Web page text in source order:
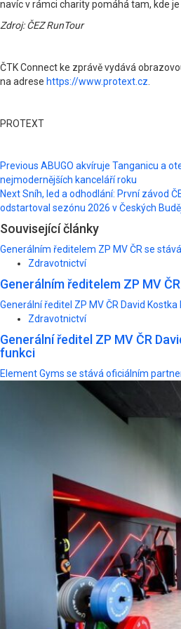
navíc v rámci charity pomáhá tam, kde
Zdroj: ČEZ RunTour
ČTK Connect ke zprávě vydává
na adrese https://www.protext.cz
PROTEXT
Post
navigation
Previous ABUGO akvíruje Tanganicu a
nejmodernějších kanceláří roku
NextSníh, led a odhodlání: První závod
odstartoval sezónu 2026 v Českých
Související články
Generálním ředitelem ZP MV ČR se
Zdravotnictví
Generálním ředitelem ZP MV
Generální ředitel ZP MV ČR David
Zdravotnictví
Generální ředitel ZP MV ČR
funkci
Element Gyms se stává oficiálním